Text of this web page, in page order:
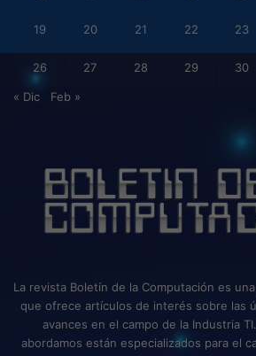
19 20 21 22 23
26 27 28 29 30
« Dic Feb »
La revista Boletín de la Computación es
que ofrece artículos de interés sobre las
avances en el campo de la Industria
abordamos están especializados para el